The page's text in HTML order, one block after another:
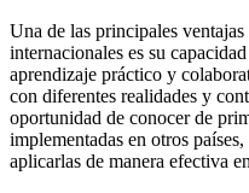
Una de las principales
internacionales es su
aprendizaje práctico y
con diferentes realidades y
oportunidad de conocer de
implementadas en otros
aplicarlas de manera efectiva